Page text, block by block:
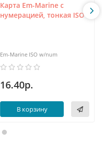
Карта Em-Marine с
нумерацией, тонкая ISO
Em-Marine ISO w/num
16.40р.
В корзину